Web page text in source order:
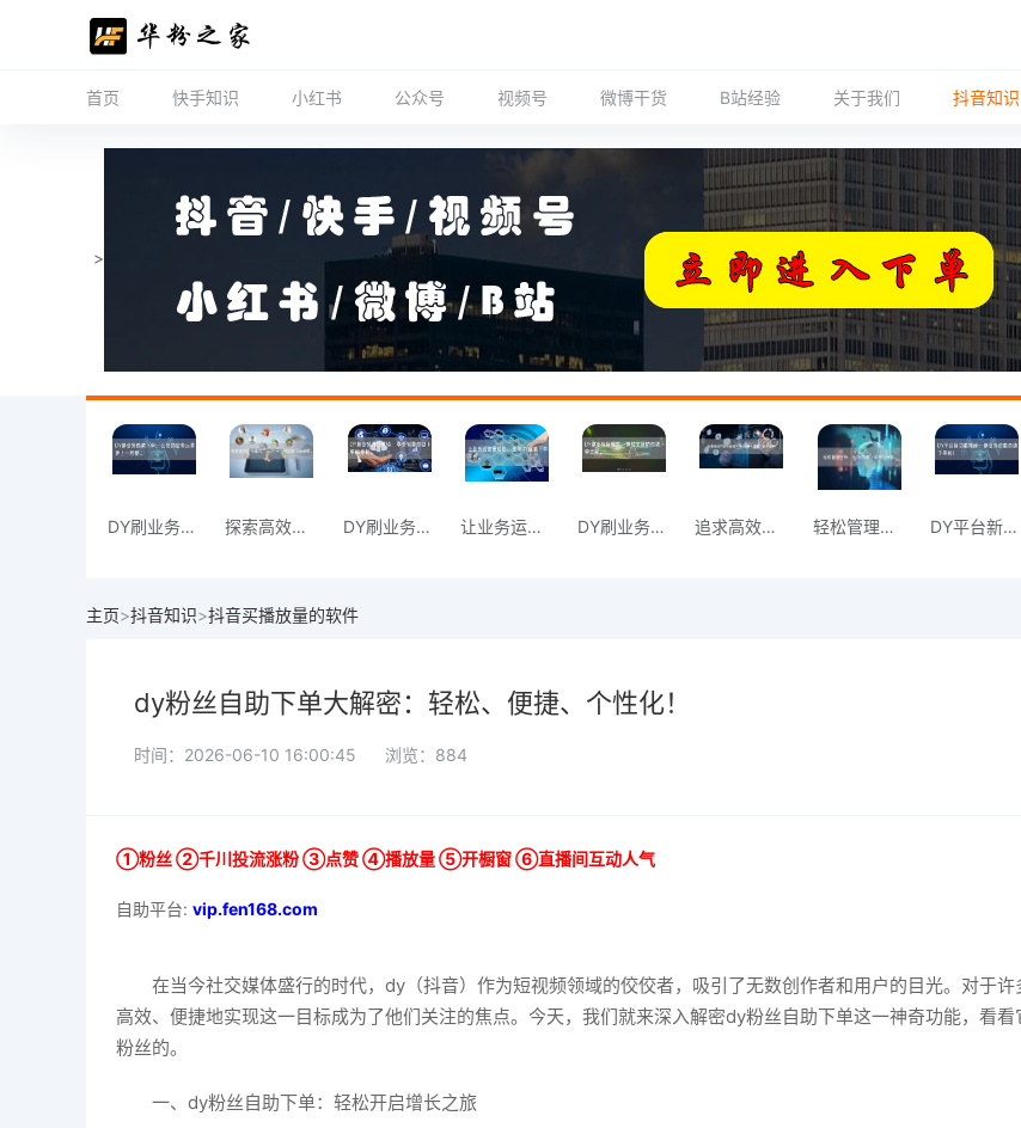
首页 快手知识 小红书 公众号 视频号 微博干货 B站经验 关于我们 抖音知识
>
DY刷业务自助下单，让您的业务运营更上一 探索高效业务模式，从DY平台的自助下单开 DY刷业务升级体验：享受智能自助下单的便 让业务运营更轻松，选择DY自助下单平台。 DY刷业务新模式：体验全新的自助下单流程 追求高效的业务管理？来DY平台试试自助下 轻松管理业务，从DY自助下单平台开始。 DY平台新功能揭秘：刷业务也能自助下单啦
主页>抖音知识>抖音买播放量的软件
dy粉丝自助下单大解密：轻松、便捷、个性化！
时间：2026-06-10 16:00:45 浏览： 884
①粉丝 ②千川投流涨粉 ③点赞 ④播放量 ⑤开橱窗 ⑥直播间互动人气
自助平台: vip.fen168.com
在当今社交媒体盛行的时代，dy（抖音）作为短视频领域的佼佼者，吸引了无数创作者和用户的目光。对于
高效、便捷地实现这一目标成为了他们关注的焦点。今天，我们就来深入解密dy粉丝自助下单这一神奇功能，看
粉丝的。
一、dy粉丝自助下单：轻松开启增长之旅